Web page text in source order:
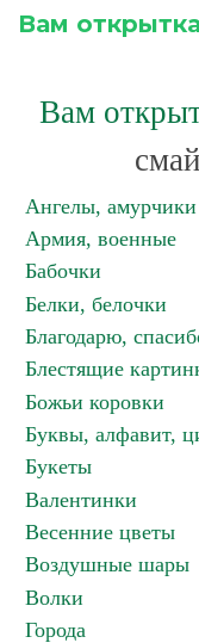
Вам
Вам
Ангелы, амурчики
Армия, военные
Бабочки
Белки, белочки
Благодарю,
Блестящие
Божьи коровки
Буквы, алфавит,
Букеты
Валентинки
Весенние цветы
Воздушные шары
Волки
Города